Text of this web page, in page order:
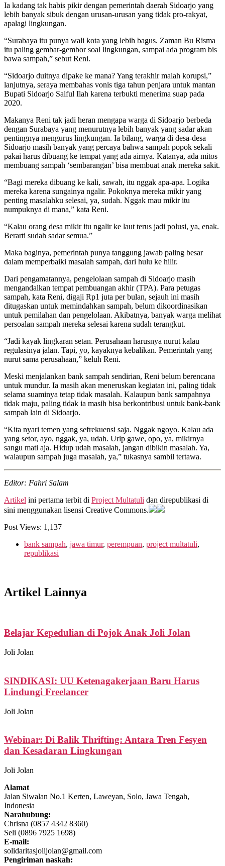
Ia kadang tak habis pikir dengan pemerintah daerah Sidoarjo yang
lebih banyak sibuk dengan urusan-urusan yang tidak pro-rakyat,
apalagi lingkungan.
“Surabaya itu punya wali kota yang lebih bagus. Zaman Bu Risma
itu paling gembar-gembor soal lingkungan, sampai ada program bis
bawa sampah,” sebut Reni.
“Sidoarjo duitnya dipake ke mana? Yang terakhir malah korupsi,”
lanjutnya, seraya membahas vonis tiga tahun penjara untuk mantan
Bupati Sidoarjo Saiful Ilah karena terbukti menerima suap pada
2020.
Makanya Reni tak jadi heran mengapa warga di Sidoarjo berbeda
dengan Surabaya yang menurutnya lebih banyak yang sadar akan
pentingnya mengurus lingkungan. Ia bilang, warga di desa-desa
Sidoarjo masih banyak yang percaya bahwa sampah popok sekali
pakai harus dibuang ke tempat yang ada airnya. Katanya, ada mitos
membuang sampah ‘sembarangan’ bisa membuat anak mereka sakit.
“Bagi mereka dibuang ke kali, sawah, itu nggak apa-apa. Logika
mereka karena sungainya ngalir. Pokoknya mereka mikir yang
penting masalahku selesai, ya, sudah. Nggak mau mikir itu
numpuknya di mana,” kata Reni.
“Kalau orang desa mikir itu ngalir ke laut terus jadi polusi, ya, enak.
Berarti sudah sadar semua.”
Maka baginya, pemerintah punya tanggung jawab paling besar
dalam memperbaiki masalah sampah, dari hulu ke hilir.
Dari pengamatannya, pengelolaan sampah di Sidoarjo masih
mengandalkan tempat pembuangan akhir (TPA). Para petugas
sampah, kata Reni, digaji Rp1 juta per bulan, sejauh ini masih
ditugaskan untuk memindahkan sampah, belum dikoordinasikan
untuk pemilahan dan pengelolaan. Akibatnya, banyak warga melihat
persoalan sampah mereka selesai karena sudah terangkut.
“Jadi kayak lingkaran setan. Perusahaan harusnya nurut kalau
regulasinya jalan. Tapi, yo, kayaknya kebalikan. Pemerintah yang
nurut sama perusahaan,” keluh Reni.
Meski menjalankan bank sampah sendirian, Reni belum berencana
untuk mundur. Ia masih akan meneruskan kegiatan ini, paling tidak
selama suaminya tetap tidak masalah. Kalaupun bank sampahnya
tidak maju, paling tidak ia masih bisa berkontribusi untuk bank-bank
sampah lain di Sidoarjo.
“Kita nyari temen yang sefrekuensi saja. Nggak ngoyo. Kalau ada
yang setor, ayo, nggak, ya, udah. Urip gawe, opo, ya, mikirnya
sangu mati aja. Hidup udah masalah, jangan dibikin masalah. Ya,
walaupun sampah juga masalah, ya,” tukasnya sambil tertawa.
Editor: Fahri Salam
Artikel ini pertama terbit di Project Multatuli dan direpublikasi di
sini menggunakan lisensi Creative Commons.
Post Views: 1,137
bank sampah, jawa timur, perempuan, project multatuli,
republikasi
Artikel Lainnya
Belajar Kepedulian di Pojok Anak Joli Jolan
Joli Jolan
SINDIKASI: UU Ketenagakerjaan Baru Harus
Lindungi Freelancer
Joli Jolan
Webinar: Di Balik Thrifting: Antara Tren Fesyen
dan Kesadaran Lingkungan
Joli Jolan
Alamat
Jalan Siwalan No.1 Kerten, Laweyan, Solo, Jawa Tengah,
Indonesia
Narahubung:
Chrisna (0857 4342 8360)
Seli (0896 7925 1698)
E-mail:
solidaritasjolijolan@gmail.com
Pengiriman naskah: